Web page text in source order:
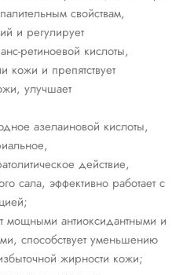
свойствам,
и регулирует
ретиноевой кислоты,
кожи и препятствует
улучшает
азелаиновой кислоты,
действие,
сала, эффективно работает с
мощными антиоксидантными и
способствует уменьшению
жирности кожи;